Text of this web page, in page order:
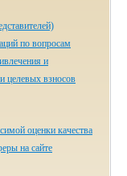
по вопросам
и
целевых взносов
оценки качества
на сайте